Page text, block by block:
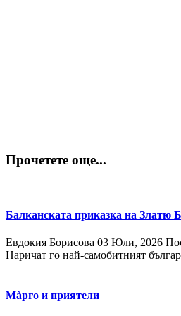
Прочетете още...
Балканската приказка на Златю
Евдокия Борисова 03 Юли, 2026
Наричат го най-самобитният
Мàрго и приятели